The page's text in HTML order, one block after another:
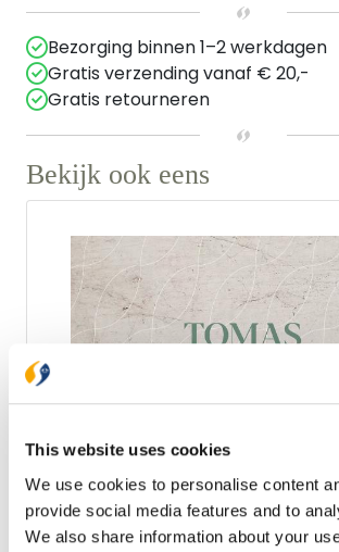
This website uses cookies
We use cookies to personalise content
provide social media features and to
We also share information about your
Bezorging binnen 1–2 werkdagen
Gratis verzending vanaf € 20,-
Gratis retourneren
Bekijk ook eens
Ark Media